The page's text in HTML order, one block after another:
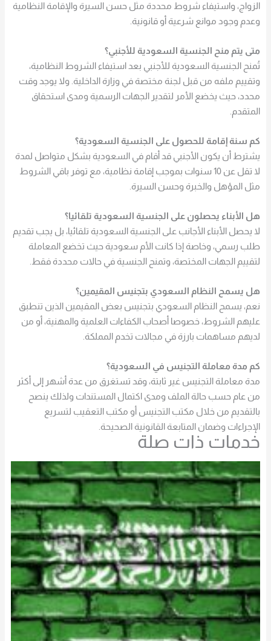
الزواج، واستيفاء شروط محددة مثل حسن السيرة والإقامة النظامية
وعدم وجود موانع شرعية أو قانونية.
متى يتم منح الجنسية السعودية للأجنبي؟
تُمنح الجنسية السعودية للأجنبي بعد استيفاء الشروط النظامية،
وتقييم ملفه من قبل لجنة مختصة في وزارة الداخلية. ولا يوجد وقت
محدد، حيث يخضع الأمر لتقدير الجهات الرسمية ومدى استحقاق
المتقدم.
كم سنة إقامة للحصول على الجنسية السعودية؟
يشترط أن يكون الأجنبي قد أقام في السعودية بشكل متواصل لمدة
لا تقل عن 10 سنوات بموجب إقامة نظامية، مع توفر باقي الشروط
مثل المؤهل والخبرة وحسن السيرة.
هل الأبناء يحصلون على الجنسية السعودية تلقائيا؟
لا يحصل الأبناء الأجانب على الجنسية السعودية تلقائيا، بل يجب تقديم
طلب رسمي، وخاصة إذا كانت الأم سعودية حيث تخضع المعاملة
لتقييم الجهات المختصة، وتمنح الجنسية في حالات محددة فقط.
هل يسمح النظام السعودي بتجنيس المقيمين؟
نعم، يسمح النظام السعودي بتجنيس بعض المقيمين الذين تنطبق
عليهم الشروط، خصوصا أصحاب الكفاءات العلمية والمهنية، أو من
لديهم مساهمات بارزة في مجالات تخدم المملكة.
كم مدة معاملة التجنيس في السعودية؟
مدة معاملة التجنيس غير ثابتة، وقد تستغرق من عدة أشهر إلى أكثر
من عام حسب حالة الملف ومدى اكتمال المستندات ولذلك ينصح
بالتقديم من خلال مكتب التجنيس أو مكتب التعقيب لتسريع
الإجراءات وضمان المتابعة القانونية الصحيحة.
خدمات ذات صلة